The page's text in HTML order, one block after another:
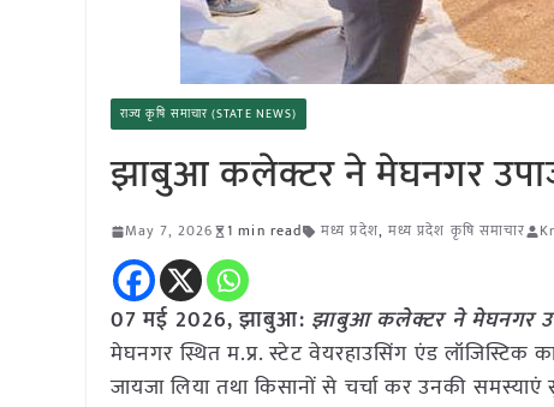
राज्य कृषि समाचार (STATE NEWS)
झाबुआ कलेक्टर ने मेघनगर
May 7, 2026 1 min read मध्य प्रदेश, मध्य प्रदेश कृषि समाचार
07 मई 2026,झाबुआ: झाबुआ कलेक्टर ने मेघनगर
मेघनगर स्थित म.प्र. स्टेट वेयरहाउसिंग एंड लॉजिस्टिक
जायजा लिया तथा किसानों से चर्चा कर उनकी समस्याएं